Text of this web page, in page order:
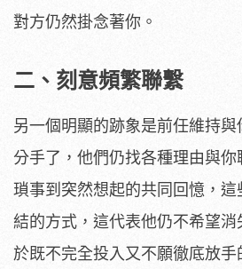
對方仍然掛念著你。
二、刻意頻繁聯繫
另一個明顯的跡象是前任維持
分手了，他們仍找各種理由與
瑣事到突然想起的共同回憶，
結的方式，這代表他仍不希望
於既不完全投入又不願徹底放手